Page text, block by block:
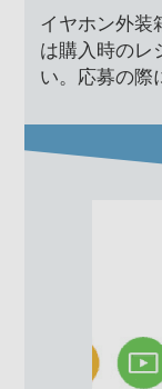
イヤホン外装
は購入時のレ
い。応募の際